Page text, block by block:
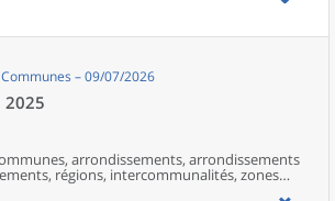
Communes – 09/07/2026
2025
arrondissements, arrondissements
régions, intercommunalités, zones
vie, unités urbaines et aires d’attraction des